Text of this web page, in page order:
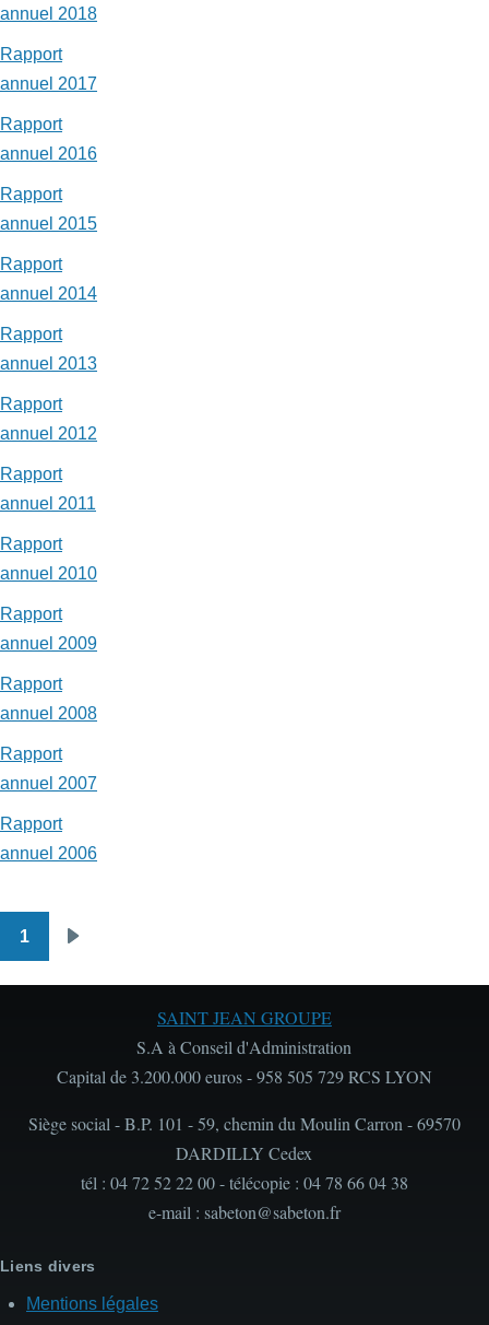
annuel 2018
Rapport
annuel 2017
Rapport
annuel 2016
Rapport
annuel 2015
Rapport
annuel 2014
Rapport
annuel 2013
Rapport
annuel 2012
Rapport
annuel 2011
Rapport
annuel 2010
Rapport
annuel 2009
Rapport
annuel 2008
Rapport
annuel 2007
Rapport
annuel 2006
Pagination
1
SAINT JEAN GROUPE
S.A à Conseil d'Administration
Capital de 3.200.000 euros - 958 505 729 RCS LYON
Siège social - B.P. 101 - 59, chemin du Moulin Carron - 69570
DARDILLY Cedex
tél : 04 72 52 22 00 - télécopie : 04 78 66 04 38
e-mail : sabeton@sabeton.fr
Liens divers
Mentions légales